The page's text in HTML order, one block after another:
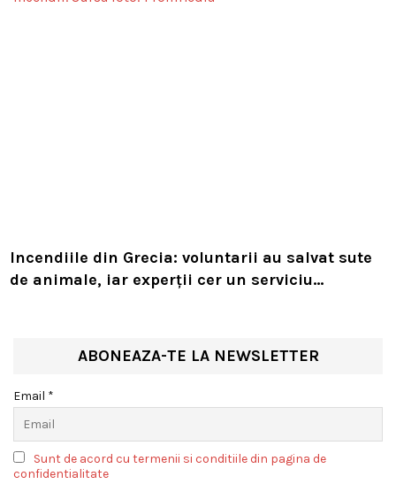
Incendiile din Grecia: voluntarii au salvat sute
de animale, iar experții cer un serviciu
ABONEAZA-TE LA NEWSLETTER
Email *
Sunt de acord cu termenii si conditiile din pagina de
confidentialitate